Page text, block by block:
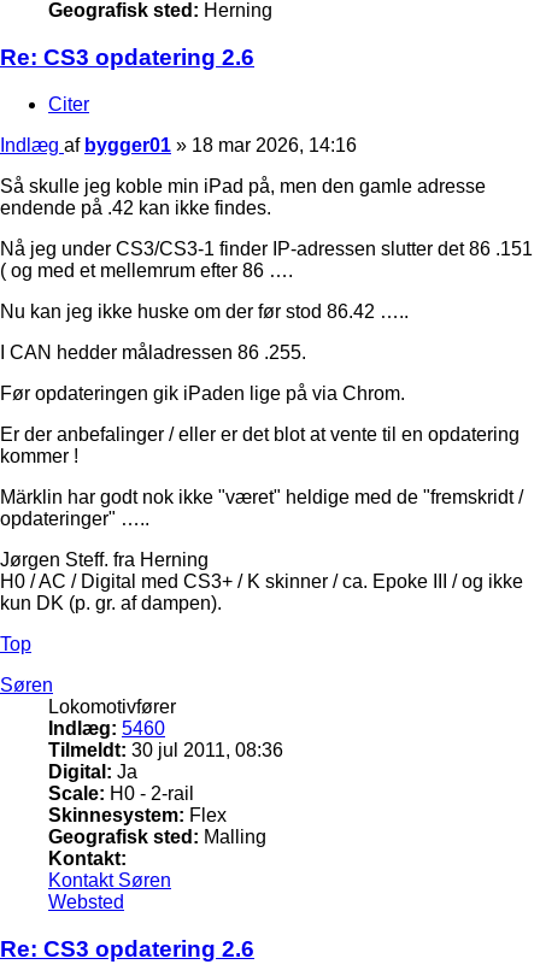
Geografisk sted: Herning
Re: CS3 opdatering 2.6
Citer
Indlæg af bygger01 » 18 mar 2026, 14:16
Så skulle jeg koble min iPad på, men den gamle adresse
endende på .42 kan ikke findes.
Nå jeg under CS3/CS3-1 finder IP-adressen slutter det 86 .151
( og med et mellemrum efter 86 ….
Nu kan jeg ikke huske om der før stod 86.42 …..
I CAN hedder måladressen 86 .255.
Før opdateringen gik iPaden lige på via Chrom.
Er der anbefalinger / eller er det blot at vente til en opdatering
kommer !
Märklin har godt nok ikke "været" heldige med de "fremskridt /
opdateringer" …..
Jørgen Steff. fra Herning
H0 / AC / Digital med CS3+ / K skinner / ca. Epoke III / og ikke
kun DK (p. gr. af dampen).
Top
Søren
Lokomotivfører
Indlæg: 5460
Tilmeldt: 30 jul 2011, 08:36
Digital: Ja
Scale: H0 - 2-rail
Skinnesystem: Flex
Geografisk sted: Malling
Kontakt:
Kontakt Søren
Websted
Re: CS3 opdatering 2.6